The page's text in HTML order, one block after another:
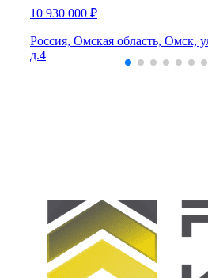
10 930 000 ₽
Россия, Омская область, Омск,
д.4